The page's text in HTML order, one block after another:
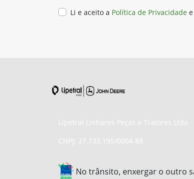
Li e aceito a Política de Privacidade
Lipetral Linhares Peças e Tratores Ltda
CNPJ: 27.733.195/0004-88
No trânsito, enxergar o outro